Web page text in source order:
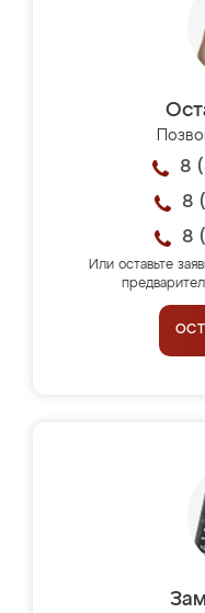
8
8
8
Или оставьте